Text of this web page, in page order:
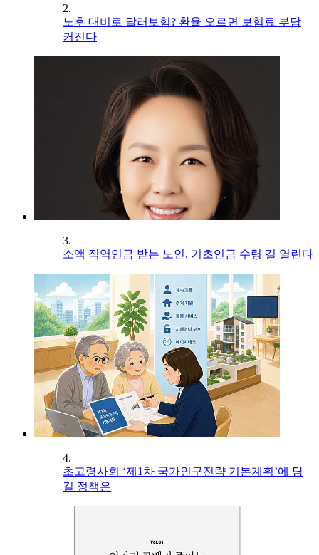
2.
노후 대비로 달러보험? 환율 오르면 보험료 부담
커진다
3.
소액 직역연금 받는 노인, 기초연금 수령 길 열린다
4.
초고령사회 ‘제1차 국가인구전략 기본계획’에 담
길 정책은